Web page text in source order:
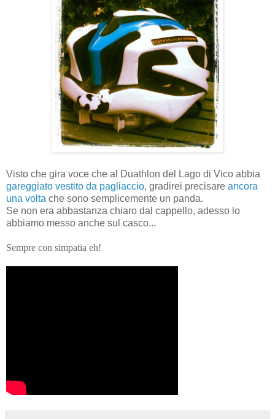
Visto che gira voce che al Duathlon del Lago di Vico abbia
gareggiato vestito da pagliaccio, gradirei precisare ancora
una volta che sono semplicemente un panda.
Se non era abbastanza chiaro dal cappello, adesso lo
abbiamo messo anche sul casco...
Sempre con simpatia eh!